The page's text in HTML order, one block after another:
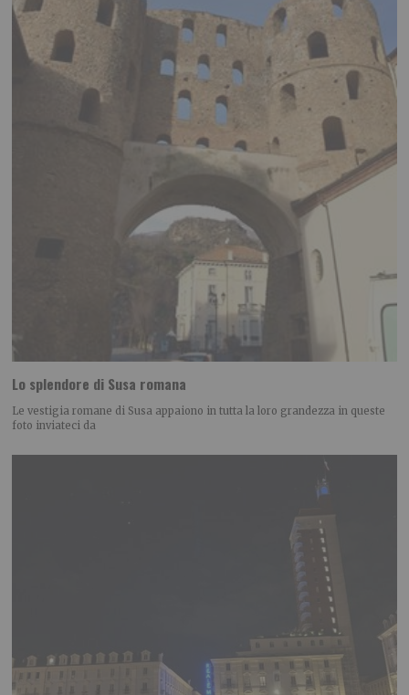
Lo splendore di Susa romana
Le vestigia romane di Susa appaiono in tutta la loro grandezza in queste
foto inviateci da